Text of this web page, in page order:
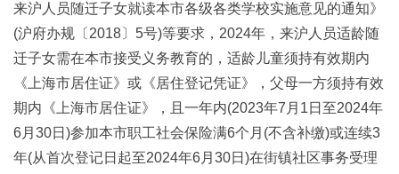
来沪人员随迁子女就读本市各级各类学校实施意见的通知》
(沪府办规〔2018〕5号)等要求，2024年，来沪人员适龄随
迁子女需在本市接受义务教育的，适龄儿童须持有效期内
《上海市居住证》或《居住登记凭证》，父母一方须持有效
期内《上海市居住证》，且一年内(2023年7月1日至2024年
6月30日)参加本市职工社会保险满6个月(不含补缴)或连续3
年(从首次登记日起至2024年6月30日)在街镇社区事务受理